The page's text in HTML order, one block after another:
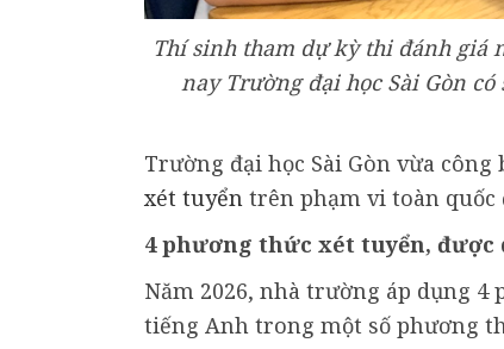
Thí sinh tham dự kỳ thi đánh giá
nay Trường đại học Sài Gòn
Trường đại học Sài Gòn vừa
xét tuyển trên phạm vi toàn quốc
4 phương thức xét tuyển,
Năm 2026, nhà trường áp dụng
tiếng Anh trong một số phương